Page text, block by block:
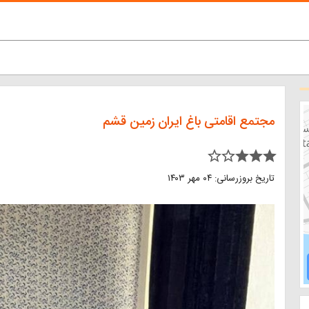
مجتمع اقامتی باغ ایران زمین قشم
star_border star_border star star star
تاریخ بروزرسانی: ۰۴ مهر ۱۴۰۳